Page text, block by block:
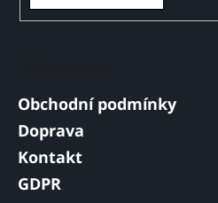
Obchodní podmínky
Doprava
Kontakt
GDPR